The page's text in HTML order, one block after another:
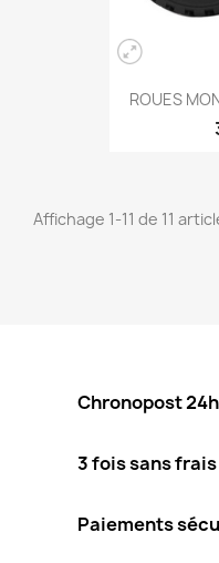
ROUES
Affichage 1-11 de 11
Chronopost
3 fois sans frais
Paiements